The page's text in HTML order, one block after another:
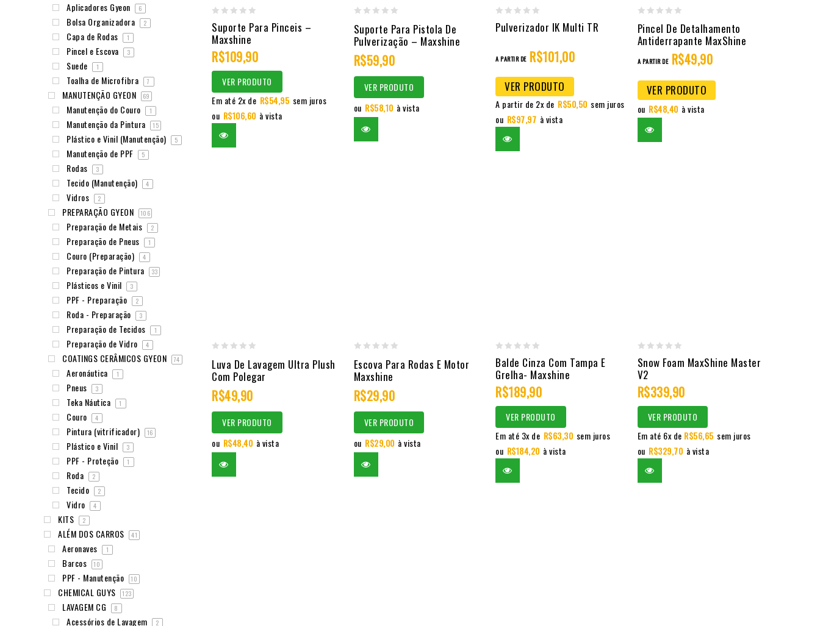
0
out
of
Suporte Para Pinceis –
Maxshine
R$109,90
VER PRODUTO
Em até 2x de R$54,95 sem juros
ou R$106,60 à vista
out
5
Suporte Para Pistola De
Pulverização – Maxshine
R$59,90
VER PRODUTO
ou R$58,10 à vista
0
Pulverizador IK Multi TR
A PARTIR DE R$101,00
VER PRODUTO
A partir de 2x de R$50,50 sem juros
ou R$97,97 à vista
out
Pincel De Detalhamento
Antiderrapante MaxShine
A PARTIR DE R$49,90
VER PRODUTO
ou R$48,40 à vista
out
5
Luva De Lavagem Ultra Plush
Com Polegar
R$49,90
VER PRODUTO
ou R$48,40 à vista
out
5
Escova Para Rodas E Motor
Maxshine
R$29,90
VER PRODUTO
ou R$29,00 à vista
0
out
of
Balde Cinza Com Tampa E
Grelha- Maxshine
R$189,90
VER PRODUTO
Em até 3x de R$63,30 sem juros
ou R$184,20 à vista
0
out
of
Snow Foam MaxShine Master
V2
R$339,90
VER PRODUTO
Em até 6x de R$56,65 sem juros
ou R$329,70 à vista
Aplicadores Gyeon 6
Bolsa Organizadora 2
Capa de Rodas 1
Pincel e Escova 3
Suede 1
Toalha de Microfibra 7
MANUTENÇÃO GYEON 69
Manutenção do Couro 1
Manutenção da Pintura 15
Plástico e Vinil (Manutenção) 5
Manutenção de PPF 5
Rodas 3
Tecido (Manutenção) 4
Vidros 2
PREPARAÇÃO GYEON 106
Preparação de Metais 2
Preparação de Pneus 1
Couro (Preparação) 4
Preparação de Pintura 33
Plásticos e Vinil 3
PPF - Preparação 2
Roda - Preparação 3
Preparação de Tecidos 1
Preparação de Vidro 4
COATINGS CERÂMICOS GYEON 74
Aeronáutica 1
Pneus 3
Teka Náutica 1
Couro 4
Pintura (vitrificador) 16
Plástico e Vinil 3
PPF - Proteção 1
Roda 2
Tecido 2
Vidro 4
KITS 2
ALÉM DOS CARROS 41
Aeronaves 1
Barcos 10
PPF - Manutenção 10
CHEMICAL GUYS 123
LAVAGEM CG 8
Acessórios de Lavagem 2